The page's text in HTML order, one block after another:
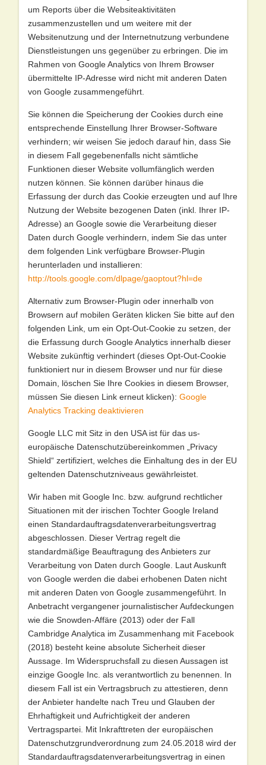
um Reports über die Websiteaktivitäten
zusammenzustellen und um weitere mit der
Websitenutzung und der Internetnutzung verbundene
Dienstleistungen uns gegenüber zu erbringen. Die im
Rahmen von Google Analytics von Ihrem Browser
übermittelte IP-Adresse wird nicht mit anderen Daten
von Google zusammengeführt.
Sie können die Speicherung der Cookies durch eine
entsprechende Einstellung Ihrer Browser-Software
verhindern; wir weisen Sie jedoch darauf hin, dass Sie
in diesem Fall gegebenenfalls nicht sämtliche
Funktionen dieser Website vollumfänglich werden
nutzen können. Sie können darüber hinaus die
Erfassung der durch das Cookie erzeugten und auf Ihre
Nutzung der Website bezogenen Daten (inkl. Ihrer IP-
Adresse) an Google sowie die Verarbeitung dieser
Daten durch Google verhindern, indem Sie das unter
dem folgenden Link verfügbare Browser-Plugin
herunterladen und installieren:
http://tools.google.com/dlpage/gaoptout?hl=de
Alternativ zum Browser-Plugin oder innerhalb von
Browsern auf mobilen Geräten klicken Sie bitte auf den
folgenden Link, um ein Opt-Out-Cookie zu setzen, der
die Erfassung durch Google Analytics innerhalb dieser
Website zukünftig verhindert (dieses Opt-Out-Cookie
funktioniert nur in diesem Browser und nur für diese
Domain, löschen Sie Ihre Cookies in diesem Browser,
müssen Sie diesen Link erneut klicken): Google
Analytics Tracking deaktivieren
Google LLC mit Sitz in den USA ist für das us-
europäische Datenschutzübereinkommen „Privacy
Shield“ zertifiziert, welches die Einhaltung des in der EU
geltenden Datenschutzniveaus gewährleistet.
Wir haben mit Google Inc. bzw. aufgrund rechtlicher
Situationen mit der irischen Tochter Google Ireland
einen Standardauftragsdatenverarbeitungsvertrag
abgeschlossen. Dieser Vertrag regelt die
standardmäßige Beauftragung des Anbieters zur
Verarbeitung von Daten durch Google. Laut Auskunft
von Google werden die dabei erhobenen Daten nicht
mit anderen Daten von Google zusammengeführt. In
Anbetracht vergangener journalistischer Aufdeckungen
wie die Snowden-Affäre (2013) oder der Fall
Cambridge Analytica im Zusammenhang mit Facebook
(2018) besteht keine absolute Sicherheit dieser
Aussage. Im Widerspruchsfall zu diesen Aussagen ist
einzige Google Inc. als verantwortlich zu benennen. In
diesem Fall ist ein Vertragsbruch zu attestieren, denn
der Anbieter handelte nach Treu und Glauben der
Ehrhaftigkeit und Aufrichtigkeit der anderen
Vertragspartei. Mit Inkrafttreten der europäischen
Datenschutzgrundverordnung zum 24.05.2018 wird der
Standardauftragsdatenverarbeitungsvertrag in einen